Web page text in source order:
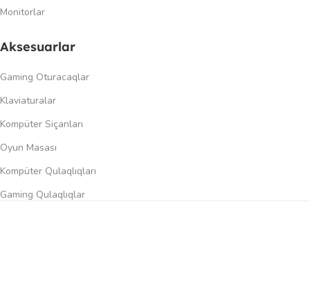
Monitorlar
Aksesuarlar
Gaming Oturacaqlar
Klaviaturalar
Kompüter Siçanları
Oyun Masası
Kompüter Qulaqlıqları
Gaming Qulaqlıqlar